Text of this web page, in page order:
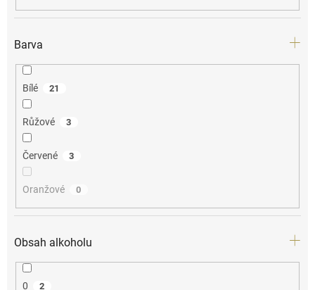
Barva
Bílé 21
Růžové 3
Červené 3
Oranžové 0
Obsah alkoholu
0 2